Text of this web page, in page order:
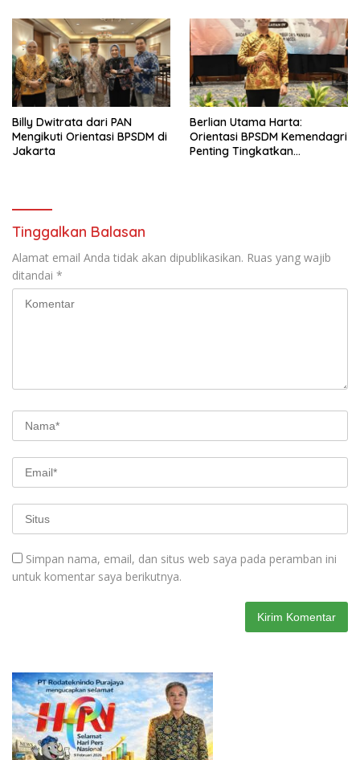
Billy Dwitrata dari PAN
Mengikuti Orientasi BPSDM di
Jakarta
Berlian Utama Harta:
Orientasi BPSDM Kemendagri
Penting Tingkatkan
Tinggalkan Balasan
Alamat email Anda tidak akan dipublikasikan. Ruas yang wajib
ditandai *
Simpan nama, email, dan situs web saya pada peramban ini
untuk komentar saya berikutnya.